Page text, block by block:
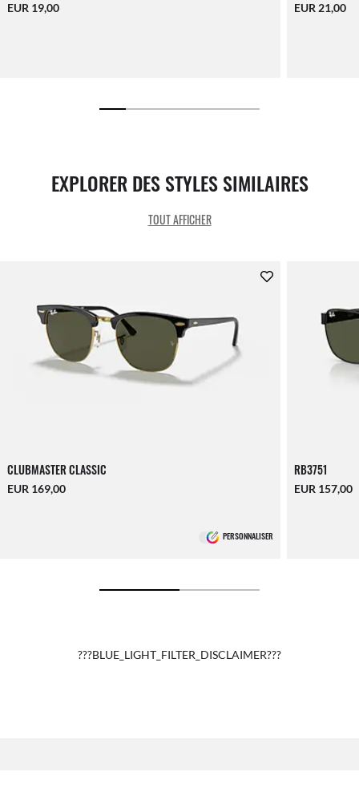
EUR 19,00 EUR 21,00
EXPLORER DES STYLES SIMILAIRES
TOUT AFFICHER
CLUBMASTER CLASSIC
EUR 169,00
PERSONNALISER
RB3751
EUR 157,00
???BLUE_LIGHT_FILTER_DISCLAIMER???